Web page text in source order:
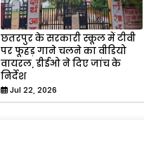
छतरपुर के सरकारी स्कूल में टीवी
पर फूहड़ गाने चलने का वीडियो
वायरल, डीईओ ने दिए जांच के
निर्देश
Jul 22, 2026